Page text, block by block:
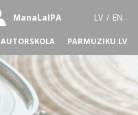
ManaLaIPA LV / EN
AUTORSKOLA PARMUZIKU.LV